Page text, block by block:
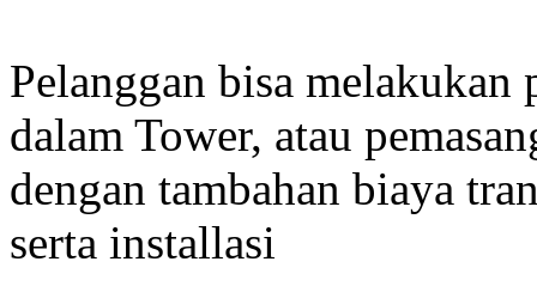
Pelanggan bisa melakukan
dalam Tower, atau
dengan tambahan biaya
serta installasi